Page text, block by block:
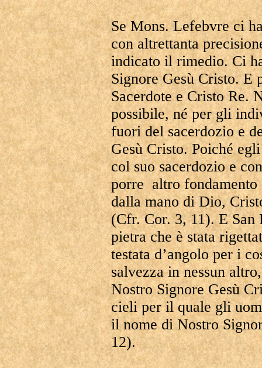
Se Mons. Lefebvre ci
con altrettanta
indicato il rimedio. Ci
Signore Gesù Cristo. E
Sacerdote e Cristo Re.
possibile, né per gli
fuori del sacerdozio e
Gesù Cristo. Poiché
col suo sacerdozio e
porre altro fondamento
dalla mano di Dio,
(Cfr. Cor. 3, 11). E San
pietra che è stata
testata d’angolo per i
salvezza in nessun
Nostro Signore Gesù
cieli per il quale gli
il nome di Nostro
12).